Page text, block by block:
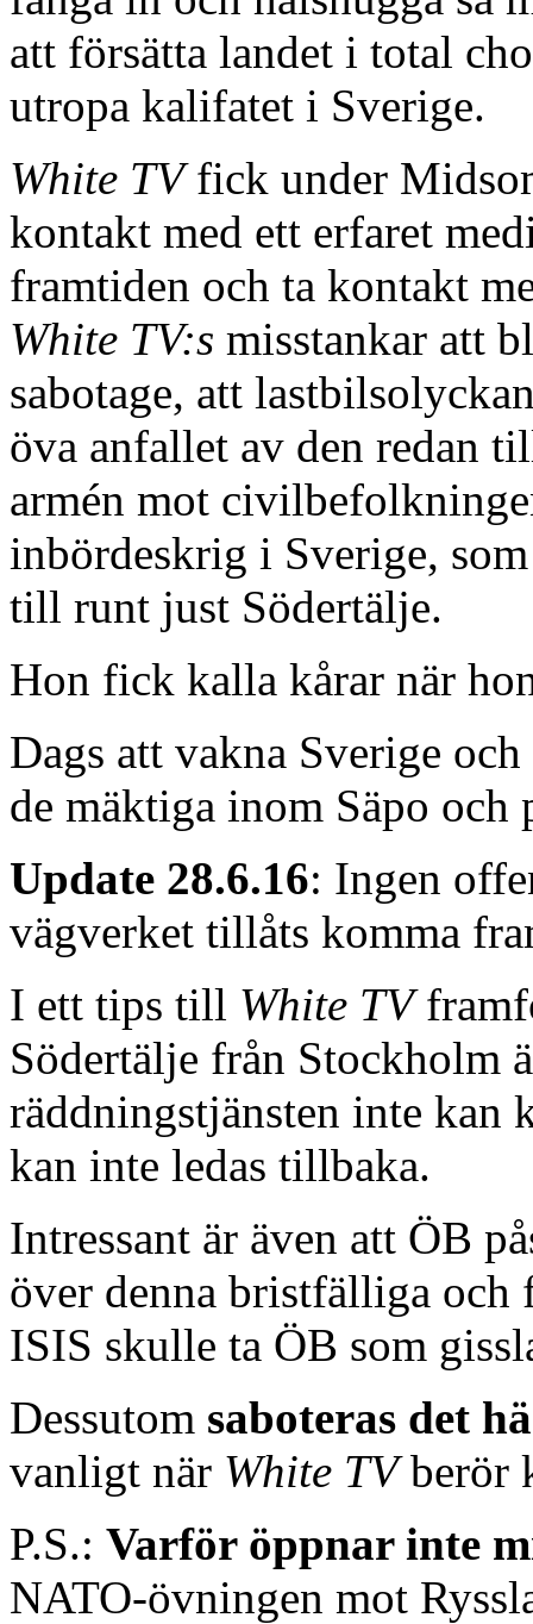
att försätta landet i total
utropa kalifatet i Sverige.
White TVfick under
kontakt med ett erfaret
framtiden och ta kontakt
White TV:s misstankar att
sabotage, att
öva anfallet av den redan
armén mot
inbördeskrig i Sverige,
till runt just Södertälje.
Hon fick kalla kårar när
Dags att vakna Sverige
de mäktiga inom Säpo
Update 28.6.16: Ingen
vägverket tillåts komma
I ett tips till White TV
Södertälje från Stockholm
räddningstjänsten inte kan
kan inte ledas tillbaka.
Intressant är även att ÖB
över denna bristfälliga
ISIS skulle ta ÖB som
Dessutom saboteras det
vanligt när White TVberör
P.S.: Varför öppnar inte
NATO-övningen mot